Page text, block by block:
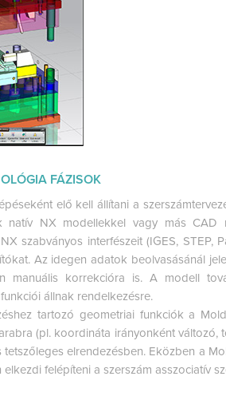
FÁZISOK
elő kell állítani a
natív NX modellekkel vagy más
szabványos interfészeit (IGES, STEP,
Az idegen adatok beolvasásánál
manuális korrekcióra is. A modell
állnak rendelkezésre.
tartozó geometriai funkciók a
(pl. koordináta irányonként változó,
elrendezésben. Eközben a
felépíteni a szerszám asszociatív